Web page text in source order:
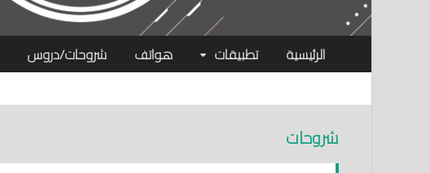
الرئيسية تطبيقات هواتف شروحات/دروس
شروحات